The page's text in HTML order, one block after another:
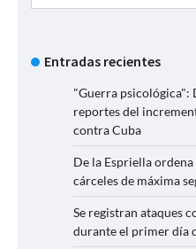
Entradas recientes
"Guerra psicológica":
reportes del
contra Cuba
De la Espriella
cárceles de máxima
Se registran ataques
durante el primer día